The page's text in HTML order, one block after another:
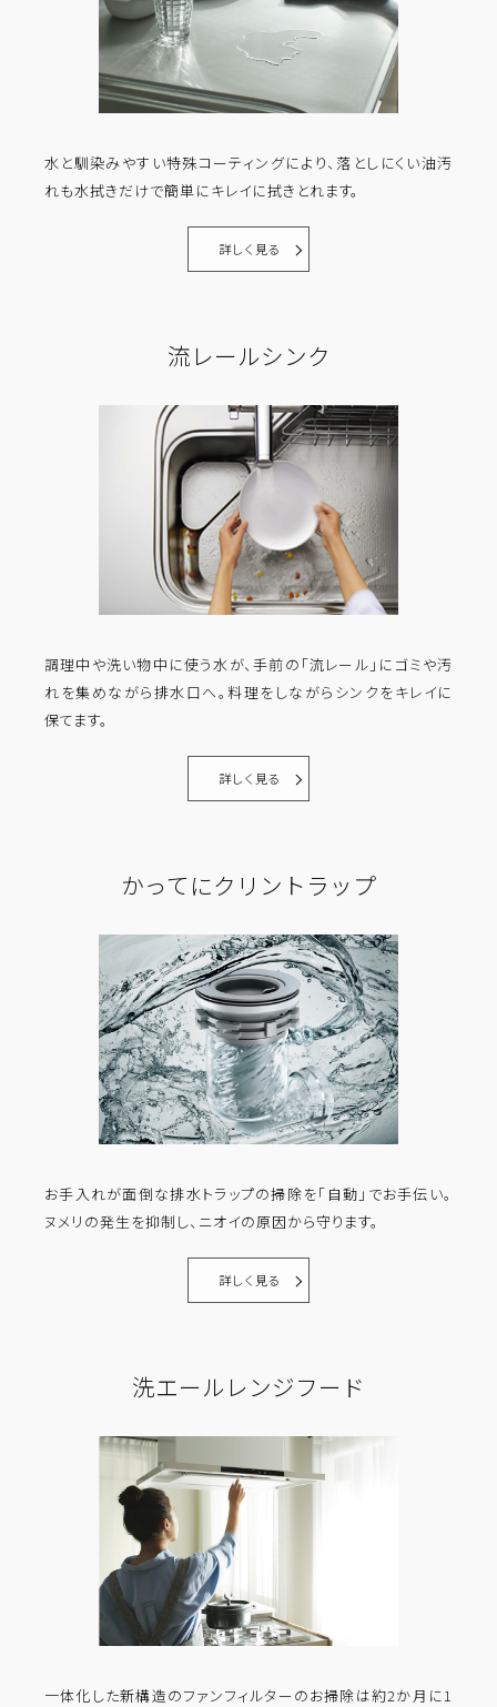
水と馴染みやすい特殊コーティングにより、落としにくい油汚
れも水拭きだけで簡単にキレイに拭きとれます。
詳しく見る
流レールシンク
調理中や洗い物中に使う水が、手前の「流レール」にゴミや汚
れを集めながら排水口へ。料理をしながらシンクをキレイに
保てます。
詳しく見る
かってにクリントラップ
お手入れが面倒な排水トラップの掃除を「自動」でお手伝い。
ヌメリの発生を抑制し、ニオイの原因から守ります。
詳しく見る
洗エールレンジフード
一体化した新構造のファンフィルターのお掃除は約2か月に1